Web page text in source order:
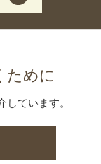
ために
ています。